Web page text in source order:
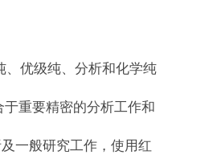
、优级纯、分析和化学纯
于重要精密的分析工作和
一般研究工作，使用红